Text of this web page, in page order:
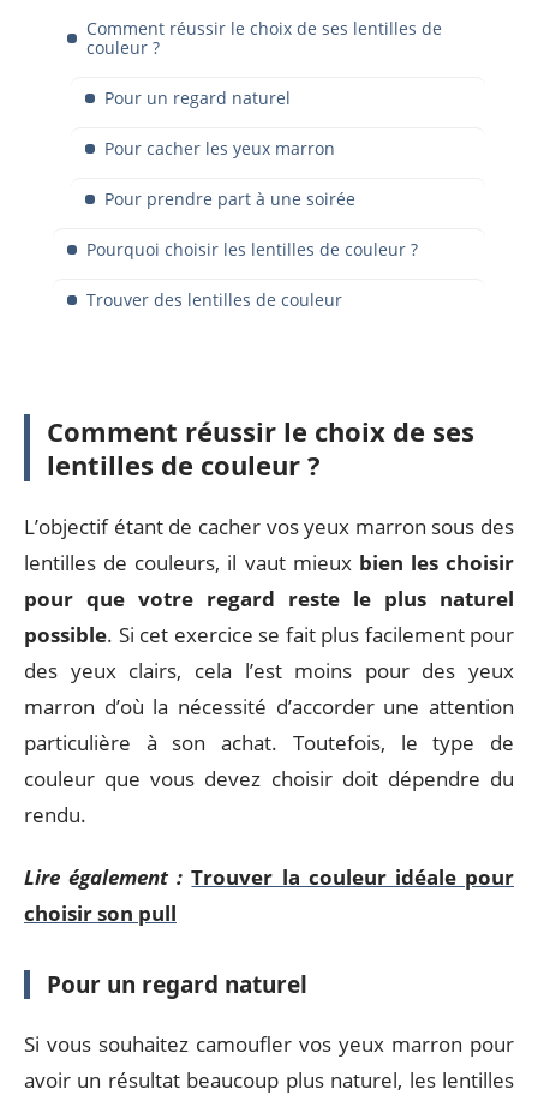
Comment réussir le choix de ses lentilles de
couleur ?
Pour un regard naturel
Pour cacher les yeux marron
Pour prendre part à une soirée
Pourquoi choisir les lentilles de couleur ?
Trouver des lentilles de couleur
Comment réussir le choix de ses
lentilles de couleur ?
L’objectif étant de cacher vos yeux marron sous des
lentilles de couleurs, il vaut mieux bien les choisir
pour que votre regard reste le plus naturel
possible. Si cet exercice se fait plus facilement pour
des yeux clairs, cela l’est moins pour des yeux
marron d’où la nécessité d’accorder une attention
particulière à son achat. Toutefois, le type de
couleur que vous devez choisir doit dépendre du
rendu.
Lire également : Trouver la couleur idéale pour
choisir son pull
Pour un regard naturel
Si vous souhaitez camoufler vos yeux marron pour
avoir un résultat beaucoup plus naturel, les lentilles